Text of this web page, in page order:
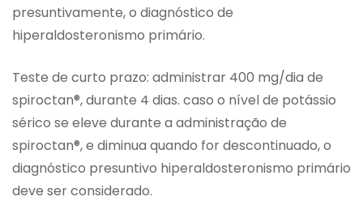
presuntivamente, o diagnóstico de
hiperaldosteronismo primário.
Teste de curto prazo: administrar 400 mg/dia de
spiroctan®, durante 4 dias. caso o nível de potássio
sérico se eleve durante a administração de
spiroctan®, e diminua quando for descontinuado, o
diagnóstico presuntivo hiperaldosteronismo primário
deve ser considerado.